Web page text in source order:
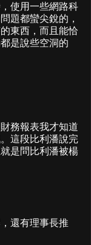
使用一些網路科
題都蠻尖銳的，
東西，而且能恰
是說些空洞的
務報表我才知道
這段比利潘說完
是問比利潘被楊
還有理事長推